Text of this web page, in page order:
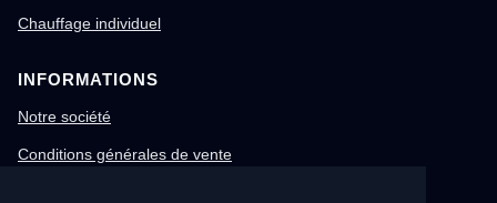
Chauffage individuel
INFORMATIONS
Notre société
Conditions générales de vente